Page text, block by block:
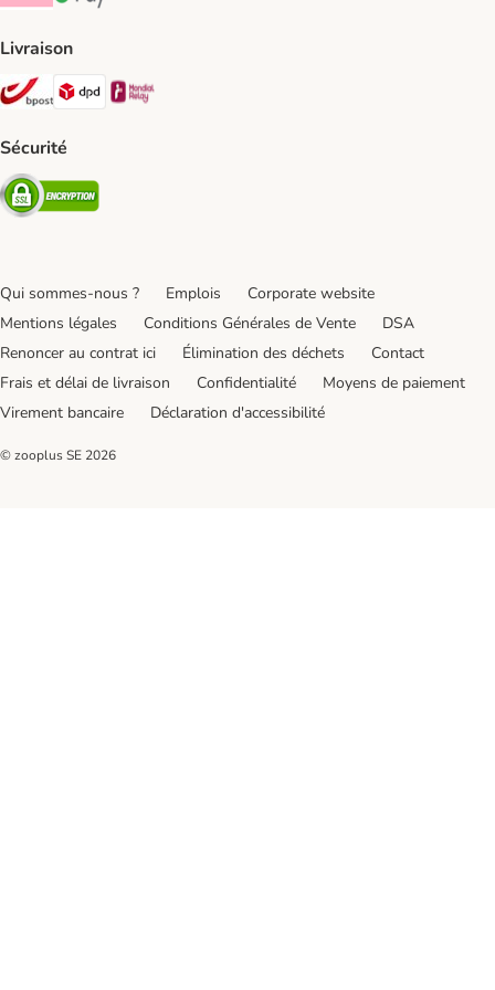
Livraison
Bpost Shipping Method
DPD Shipping Method
Sécurité
Security
Qui sommes-nous ? Emplois
Corporate website
Mentions légales
Conditions Générales de Vente
DSA
Renoncer au contrat ici
Élimination des déchets
Contact
Frais et délai de livraison
Confidentialité
Moyens de paiement
Virement bancaire
Déclaration d'accessibilité
© zooplus SE 2026